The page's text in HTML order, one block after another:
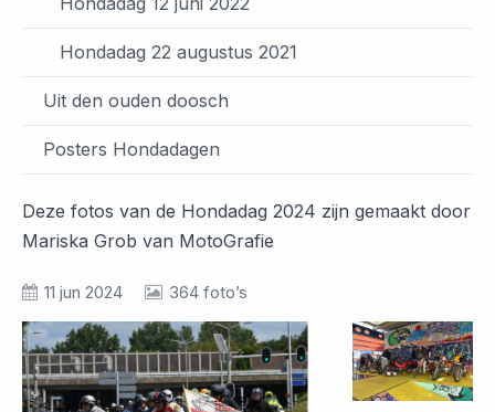
Hondadag 22 augustus 2021
Uit den ouden doosch
Posters Hondadagen
Deze fotos van de Hondadag 2024 zijn gemaakt door
Mariska Grob van MotoGrafie
11 jun 2024 364 foto’s